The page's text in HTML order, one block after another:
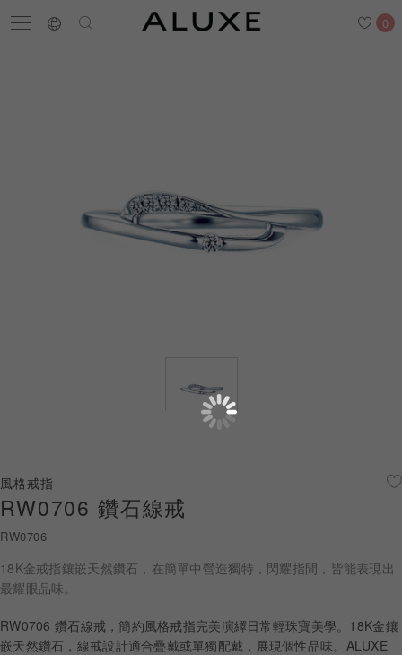
0
門市一覽
黃金金飾
關於ALUXE
嚴選鑽石
最新消息
風格戒指
RW0706 鑽石線戒
RW0706
18K金戒指鑲嵌天然鑽石，在簡單中營造獨特，閃耀指間，皆能表現出
最耀眼品味。
RW0706 鑽石線戒，簡約風格戒指完美演繹日常輕珠寶美學。18K金鑲
嵌天然鑽石，線戒設計適合疊戴或單獨配戴，展現個性品味。ALUXE